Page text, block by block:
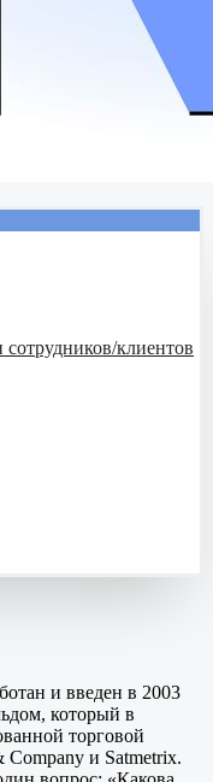
сотрудников/клиентов
и введен в 2003
который в
торговой
Company и Satmetrix.